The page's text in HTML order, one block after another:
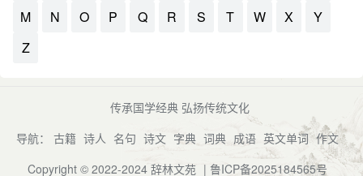
M
N O P Q R S T W X
Y
Z
传承国学经典 弘扬传统文化
导航： 古籍 诗人 名句 诗文 字典 词典 成语 英文单词 作文
Copyright © 2022-2024 辞林文苑 | 鲁ICP备2025184565号